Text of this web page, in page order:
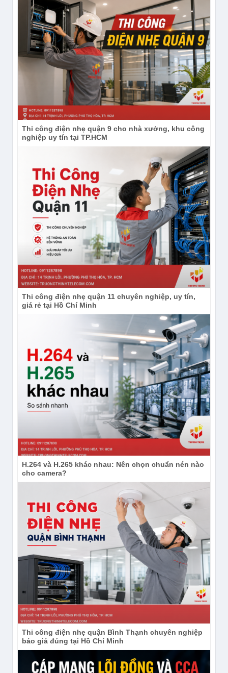
Thi công điện nhẹ quận 9 cho nhà xưởng, khu công
nghiệp uy tín tại TP.HCM
Thi công điện nhẹ quận 11 chuyên nghiệp, uy tín,
giá rẻ tại Hồ Chí Minh
H.264 và H.265 khác nhau: Nên chọn chuẩn nén nào
cho camera?
Thi công điện nhẹ quận Bình Thạnh chuyên nghiệp
báo giá đúng tại Hồ Chí Minh